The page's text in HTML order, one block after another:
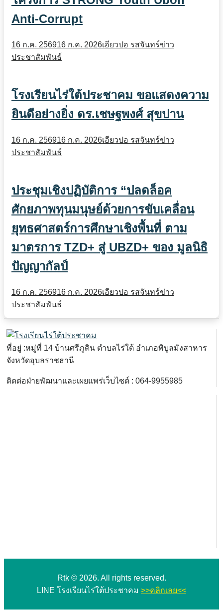
Anti-Corrupt
16 ก.ค. 256916 ก.ค. 2026เอียวปอ รสจันทร์ข่าว
ประชาสัมพันธ์
โรงเรียนไร่ใต้ประชาคม ขอแสดงความ
ยินดีอย่างยิ่ง ดร.เชษฐพงศ์ สุขปาน
16 ก.ค. 256916 ก.ค. 2026เอียวปอ รสจันทร์ข่าว
ประชาสัมพันธ์
ประชุมเชิงปฏิบัติการ “ปลดล็อค
ศักยภาพทุนมนุษย์ด้วยการขับเคลื่อน
ยุทธศาสตร์การศึกษาเชิงพื้นที่ ตาม
มาตรการ TZD+ สู่ UBZD+ ของ มูลนิธิ
ปัญญากัลป์
16 ก.ค. 256916 ก.ค. 2026เอียวปอ รสจันทร์ข่าว
ประชาสัมพันธ์
ที่อยู่ :หมู่ที่ 14 บ้านศรีภูดิน ตำบลไร่ใต้ อำเภอพิบูลมังสาหาร
จังหวัดอุบลราชธานี
ติดต่อฝ่ายพัฒนาและเผยแพร่เว็บไซต์ : 064-9955985
Rtk © 2026. All rights reserved.
LINE โรงเรียนไร่ใต้ประชาคม >>คลิกเลย<<